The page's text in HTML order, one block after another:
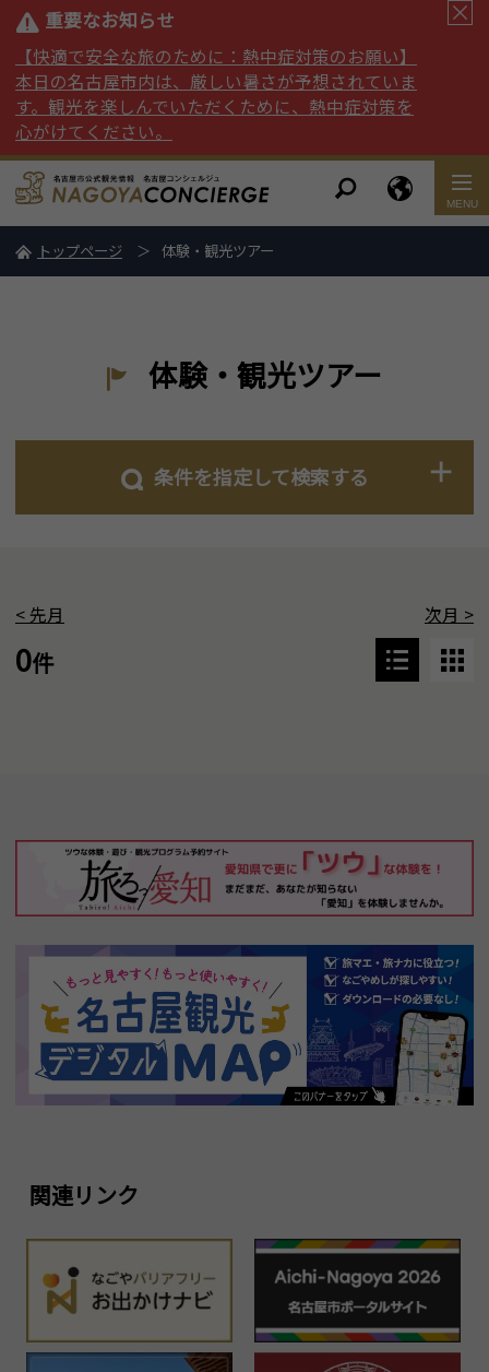
重要なお知らせ
【快適で安全な旅のために：熱中症対策のお願い】
本日の名古屋市内は、厳しい暑さが予想されていま
す。観光を楽しんでいただくために、熱中症対策を
心がけてください。
トップページ 体験・観光ツアー
体験・観光ツアー
条件を指定して検索する
< 先月 次月 >
0件
関連リンク